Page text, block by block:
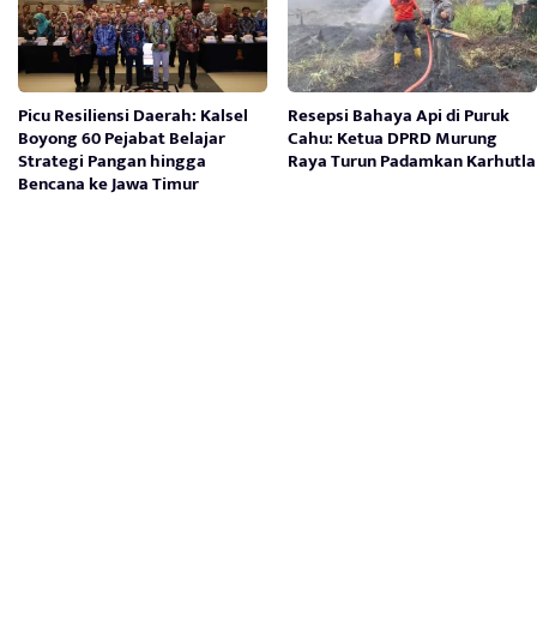
Picu Resiliensi Daerah: Kalsel
Boyong 60 Pejabat Belajar
Strategi Pangan hingga
Bencana ke Jawa Timur
Resepsi Bahaya Api di Puruk
Cahu: Ketua DPRD Murung
Raya Turun Padamkan Karhutla